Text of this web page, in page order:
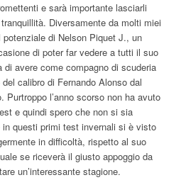
e sarà importante lasciarli
Diversamente da molti miei
di Nelson Piquet J., un
di poter far vedere a tutti il suo
avere come compagno di scuderia
calibro di Fernando Alonso dal
Purtroppo l’anno scorso non ha avuto
e quindi spero che non si sia
in questi primi test invernali si è visto
in difficoltà, rispetto al suo
se riceverà il giusto appoggio da
un’interessante stagione.